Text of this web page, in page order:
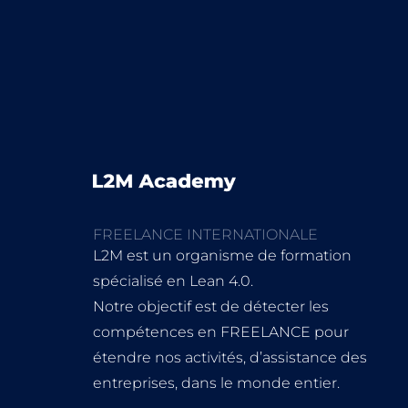
FREELANCE INTERNATIONALE
L2M est un organisme de formation
spécialisé en Lean 4.0.
Notre objectif est de détecter les
compétences en FREELANCE pour
étendre nos activités, d’assistance des
entreprises, dans le monde entier.